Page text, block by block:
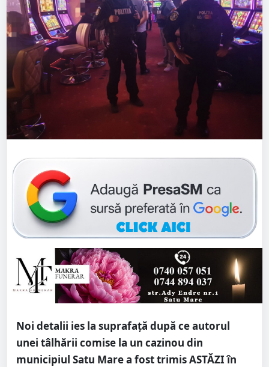
Noi detalii ies la suprafață după ce autorul
unei tâlhării comise la un cazinou din
municipiul Satu Mare a fost trimis ASTĂZI în